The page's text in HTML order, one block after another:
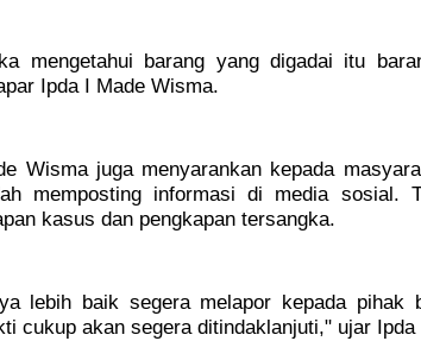
mengetahui barang yang digadai itu
Ipda I Made Wisma.
Wisma juga menyarankan kepada
memposting informasi di media sosial.
kasus dan pengkapan tersangka.
lebih baik segera melapor kepada pihak
cukup akan segera ditindaklanjuti," ujar